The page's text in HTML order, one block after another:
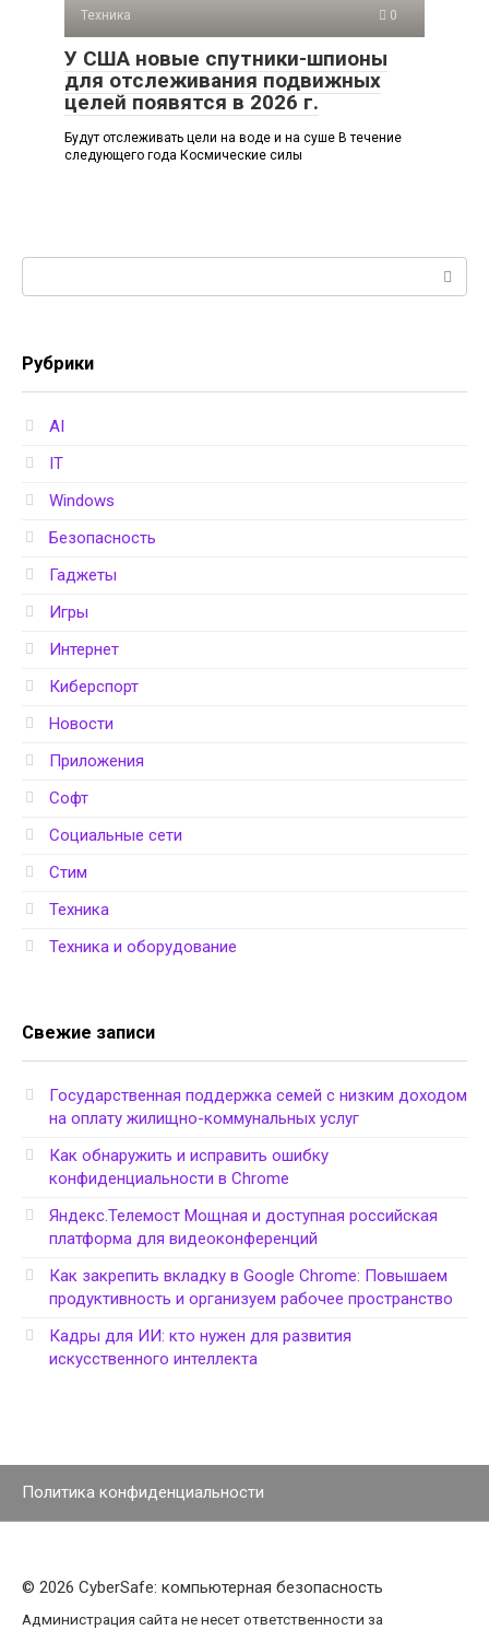
Техника 0
У США новые спутники-шпионы
для отслеживания подвижных
целей появятся в 2026 г.
Будут отслеживать цели на воде и на суше В течение
следующего года Космические силы
Рубрики
AI
IT
Windows
Безопасность
Гаджеты
Игры
Интернет
Киберспорт
Новости
Приложения
Софт
Социальные сети
Стим
Техника
Техника и оборудование
Свежие записи
Государственная поддержка семей с низким доходом
на оплату жилищно-коммунальных услуг
Как обнаружить и исправить ошибку
конфиденциальности в Chrome
Яндекс.Телемост Мощная и доступная российская
платформа для видеоконференций
Как закрепить вкладку в Google Chrome: Повышаем
продуктивность и организуем рабочее пространство
Кадры для ИИ: кто нужен для развития
искусственного интеллекта
Политика конфиденциальности
© 2026 CyberSafe: компьютерная безопасность
Администрация сайта не несет ответственности за